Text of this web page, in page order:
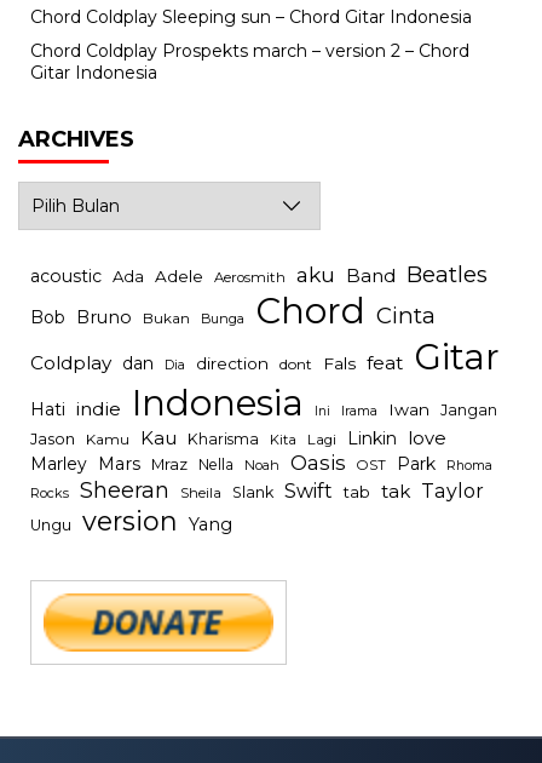
Chord Coldplay Sleeping sun – Chord Gitar Indonesia
Chord Coldplay Prospekts march – version 2 – Chord
Gitar Indonesia
ARCHIVES
acoustic Ada Adele Aerosmith aku Band Beatles
Bob Bruno Bukan Bunga Chord Cinta
Coldplay dan Dia direction dont Fals feat Gitar
Hati indie Indonesia Ini Irama Iwan Jangan
Jason Kamu Kau Kharisma Kita Lagi Linkin love
Marley Mars Mraz Nella Noah Oasis OST Park Rhoma
Rocks Sheeran Sheila Slank Swift tab tak Taylor
Ungu version Yang